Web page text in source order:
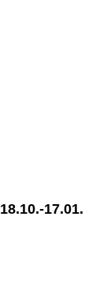
18.10.-17.01.